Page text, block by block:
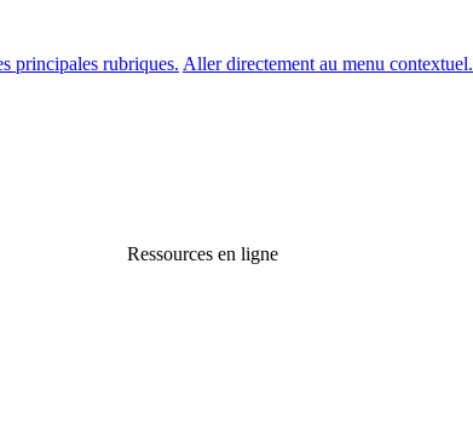
principales rubriques. Aller directement au menu contextuel.
Ressources en ligne